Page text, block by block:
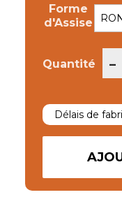
Forme
d'Assise
Quantité -
Délais de